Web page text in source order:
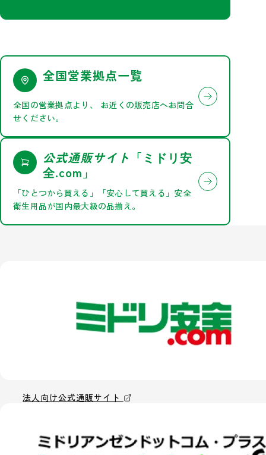
全国営業拠点一覧
全国の営業拠点より、
お近くの販売店へお問合
せください。
公式通販サイト 「 ミドリ安
全.com」
「ひとつから買える」「安心して買える」安全
衛生用品が国内最大級の品揃え。
法人向け公式通販サイト